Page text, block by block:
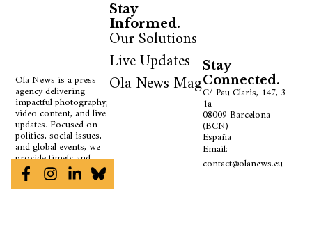
Ola News is a press
agency delivering
impactful photography,
video content, and live
updates. Focused on
politics, social issues,
and global events, we
provide timely and
accurate information.
Stay
Informed.
Our Solutions
Live Updates
Ola News Mag
Stay
Connected.
C/ Pau Claris, 147, 3 –
1a
08009 Barcelona
(BCN)
España
Email:
contact@olanews.eu